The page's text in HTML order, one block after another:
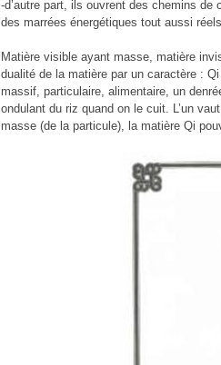
-d’autre part, ils ouvrent des chemins
des marrées énergétiques tout aussi
Matière visible ayant masse, matière
dualité de la matière par un caractère :
massif, particulaire, alimentaire, un
ondulant du riz quand on le cuit. L’un
masse (de la particule), la matière Qi